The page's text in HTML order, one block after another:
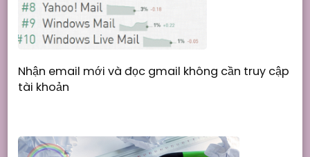
Nhận email mới và đọc gmail không cần truy cập
tài khoản